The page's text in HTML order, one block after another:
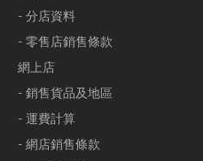
- 分店資料
- 零售店銷售條款
網上店
- 銷售貨品及地區
- 運費計算
- 網店銷售條款